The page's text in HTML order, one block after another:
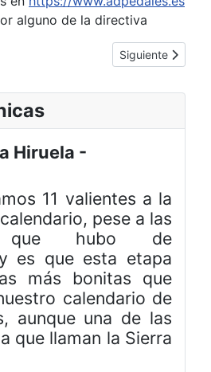
alguno de la directiva
web Artículo
Siguiente
Hiruela -
11 valientes a la
pese a las
que hubo de
es que esta etapa
más bonitas que
calendario de
aunque una de las
que llaman la Sierra